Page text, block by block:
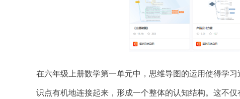
在六年级上册数学第一单元中，思维导图的运用使得学
识点有机地连接起来，形成一个整体的认知结构。这不